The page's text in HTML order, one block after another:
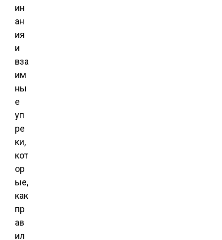
ин
ан
ия
и
вза
им
ны
е
уп
ре
ки,
кот
ор
ые,
как
пр
ав
ил